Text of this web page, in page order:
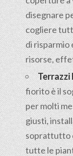
disegnare
cogliere
di risparmio
risorse,
fiorito è il
per molti
giusti,
soprattutto
tutte le